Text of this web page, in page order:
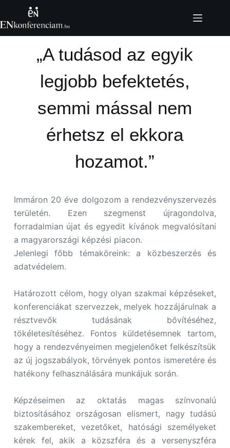
to
„A tudásod az egyik
legjobb befektetés,
semmi mással nem
érhetsz el ekkora
hozamot.”
Immáron 20 éve dolgozom a rendezvényszervezés
területén. Ezen szegmenst újragondolva,
forradalmian újat és egyedit kívánok megvalósítani
a magyarországi képzési piacon.
Jelenlegi főbb témaköreink: a közbeszerzés és
adatvédelem.
Határozott célom, hogy olyan szakmai képzéseket,
konferenciákat szervezzek, melyek hozzájárulnak a
résztvevők tudásának bővítéséhez,
tökéletesítéséhez. Fontos küldetésemnek tartom,
hogy a rendezvényeimen megjelenőket felkészítsük
az új jogszabályok, törvények pontos ismeretére és
hatékony felhasználására munkájuk során.
Képzéseimen az oktatás magas színvonalú
biztosításához országosan elismert, nagy tudású
szakembereket, vezetőket, hatósági személyeket
kérek fel, akik a közszféra és a versenyszféra